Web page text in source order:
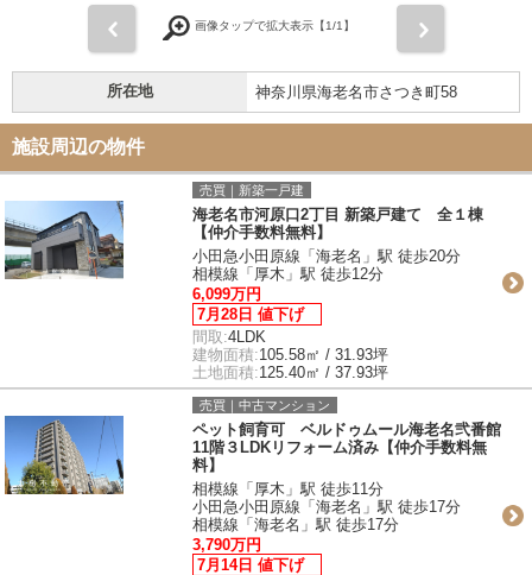
画像タップで拡大表示【1/1】
所在地 神奈川県海老名市さつき町58
施設周辺の物件
売買｜新築一戸建
海老名市河原口2丁目 新築戸建て 全１棟
【仲介手数料無料】
小田急小田原線「海老名」駅 徒歩20分
相模線「厚木」駅 徒歩12分
6,099万円
7月28日 値下げ
間取:4LDK
建物面積:105.58㎡ / 31.93坪
土地面積:125.40㎡ / 37.93坪
売買｜中古マンション
ペット飼育可 ベルドゥムール海老名弐番館
11階３LDKリフォーム済み【仲介手数料無
料】
相模線「厚木」駅 徒歩11分
小田急小田原線「海老名」駅 徒歩17分
相模線「海老名」駅 徒歩17分
3,790万円
7月14日 値下げ